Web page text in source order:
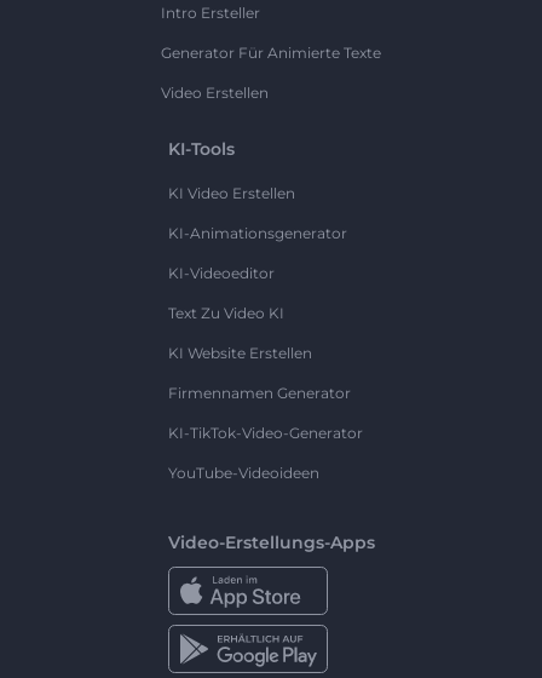
Intro Ersteller
Generator Für Animierte Texte
Video Erstellen
KI-Tools
KI Video Erstellen
KI-Animationsgenerator
KI-Videoeditor
Text Zu Video KI
KI Website Erstellen
Firmennamen Generator
KI-TikTok-Video-Generator
YouTube-Videoideen
Video-Erstellungs-Apps